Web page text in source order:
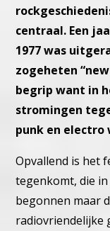
centraal. Een
1977 was
zogeheten
begrip want in
stromingen
punk en electro
Opvallend is het
tegenkomt, die
begonnen maar
radiovriendelijke